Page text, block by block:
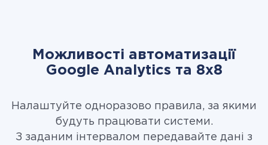
Можливості автоматизації
Google Analytics та 8x8
Налаштуйте одноразово правила, за якими
будуть працювати системи.
З заданим інтервалом передавайте дані з